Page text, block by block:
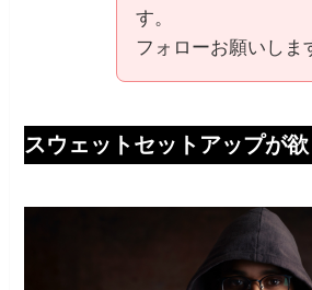
す。
フォローお願いしま
スウェットセットアップが